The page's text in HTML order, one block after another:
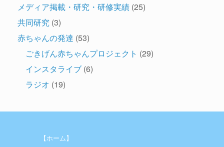
メディア掲載・研究・研修実績 (25)
共同研究 (3)
赤ちゃんの発達 (53)
ごきげん赤ちゃんプロジェクト (29)
インスタライブ (6)
ラジオ (19)
【ホーム】